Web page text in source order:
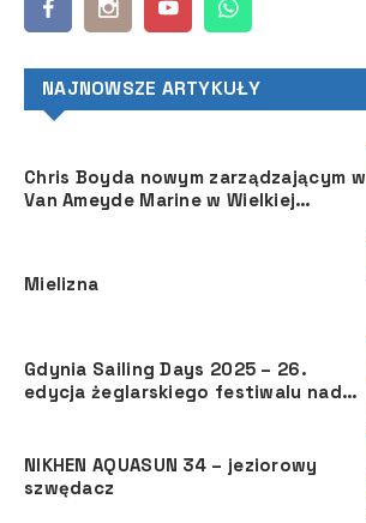
NAJNOWSZE ARTYKUŁY
Chris Boyda nowym zarządzającym w
Van Ameyde Marine w Wielkiej
Mielizna
Gdynia Sailing Days 2025 – 26.
edycja żeglarskiego festiwalu nad
NIKHEN AQUASUN 34 – jeziorowy
szwędacz